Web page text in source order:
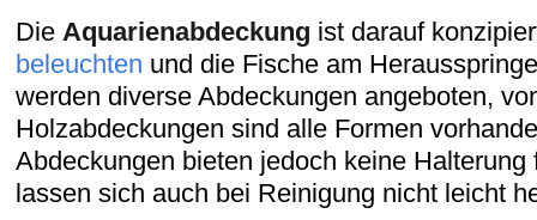
Die Aquarienabdeckung ist darauf
beleuchten und die Fische am
werden diverse Abdeckungen angeboten,
Holzabdeckungen sind alle Formen
Abdeckungen bieten jedoch keine Halterung
lassen sich auch bei Reinigung nicht leicht